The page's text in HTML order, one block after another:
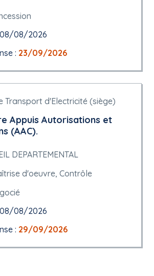
08/08/2026
: 23/09/2026
Transport d'Electricité (siège)
Appuis Autorisations et
(AAC).
DEPARTEMENTAL
d'oeuvre, Contrôle
08/08/2026
: 29/09/2026